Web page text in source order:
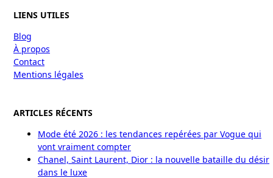
LIENS UTILES
Blog
À propos
Contact
Mentions légales
ARTICLES RÉCENTS
Mode été 2026 : les tendances repérées par Vogue qui
vont vraiment compter
Chanel, Saint Laurent, Dior : la nouvelle bataille du désir
dans le luxe